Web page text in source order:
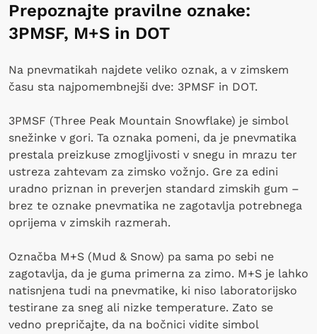
Prepoznajte pravilne oznake:
3PMSF, M+S in DOT
Na pnevmatikah najdete veliko oznak, a v zimskem
času sta najpomembnejši dve: 3PMSF in DOT.
3PMSF (Three Peak Mountain Snowflake) je simbol
snežinke v gori. Ta oznaka pomeni, da je pnevmatika
prestala preizkuse zmogljivosti v snegu in mrazu ter
ustreza zahtevam za zimsko vožnjo. Gre za edini
uradno priznan in preverjen standard zimskih gum –
brez te oznake pnevmatika ne zagotavlja potrebnega
oprijema v zimskih razmerah.
Označba M+S (Mud & Snow) pa sama po sebi ne
zagotavlja, da je guma primerna za zimo. M+S je lahko
natisnjena tudi na pnevmatike, ki niso laboratorijsko
testirane za sneg ali nizke temperature. Zato se
vedno prepričajte, da na bočnici vidite simbol